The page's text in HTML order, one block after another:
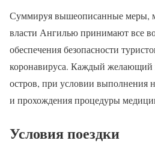
Суммируя вышеописанные меры,
власти Ангилью принимают все
обеспечения безопасности
коронавируса. Каждый желающий
остров, при условии выполнения
и прохождения процедуры
Условия поездки